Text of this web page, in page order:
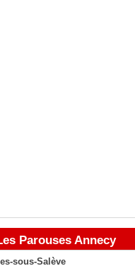
Parouses Annecy
sous-Salève